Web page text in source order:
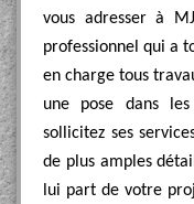
vous adresser à
professionnel qui a
en charge tous
une pose dans
sollicitez ses
de plus amples
lui part de votre